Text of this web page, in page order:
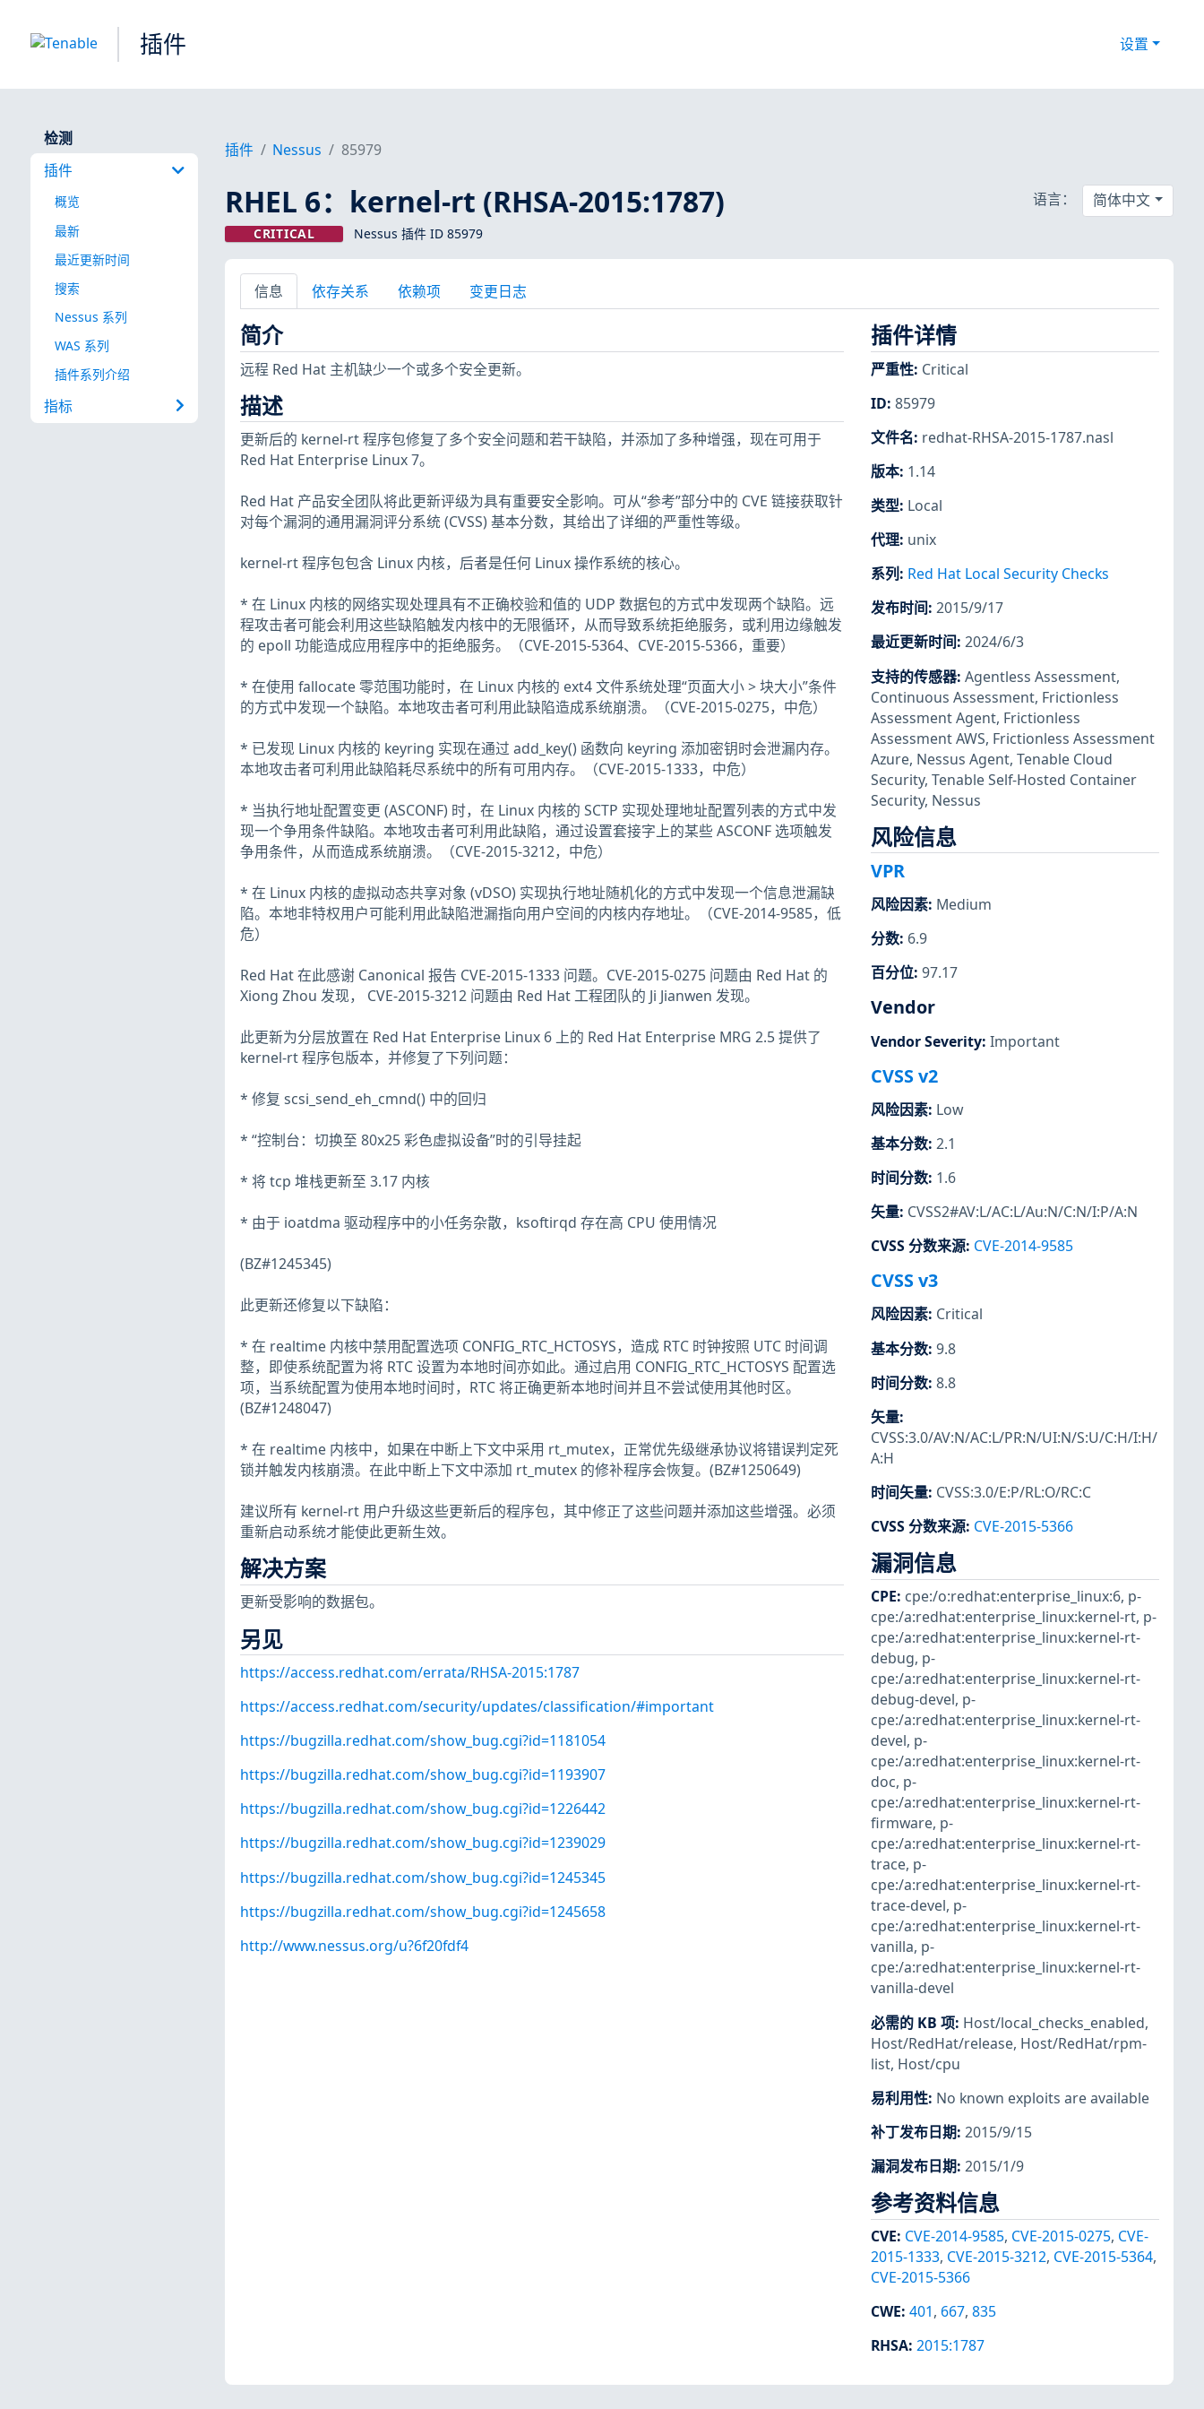
插件 设置
检测
插件
概览
最新
最近更新时间
搜索
Nessus 系列
WAS 系列
插件系列介绍
指标
插件 Nessus 85979
RHEL 6：kernel-rt (RHSA-2015:1787)
CRITICAL Nessus 插件 ID 85979
语言： 简体中文
信息 依存关系 依赖项 变更日志
简介
远程 Red Hat 主机缺少一个或多个安全更新。
描述
更新后的 kernel-rt 程序包修复了多个安全问题和若干缺陷，并添加了多种增强，现在可用于
Red Hat Enterprise Linux 7。
Red Hat 产品安全团队将此更新评级为具有重要安全影响。可从“参考”部分中的 CVE 链接获取针
对每个漏洞的通用漏洞评分系统 (CVSS) 基本分数，其给出了详细的严重性等级。
kernel-rt 程序包包含 Linux 内核，后者是任何 Linux 操作系统的核心。
* 在 Linux 内核的网络实现处理具有不正确校验和值的 UDP 数据包的方式中发现两个缺陷。远
程攻击者可能会利用这些缺陷触发内核中的无限循环，从而导致系统拒绝服务，或利用边缘触发
的 epoll 功能造成应用程序中的拒绝服务。（CVE-2015-5364、CVE-2015-5366，重要）
* 在使用 fallocate 零范围功能时，在 Linux 内核的 ext4 文件系统处理“页面大小 > 块大小”条件
的方式中发现一个缺陷。本地攻击者可利用此缺陷造成系统崩溃。（CVE-2015-0275，中危）
* 已发现 Linux 内核的 keyring 实现在通过 add_key() 函数向 keyring 添加密钥时会泄漏内存。
本地攻击者可利用此缺陷耗尽系统中的所有可用内存。（CVE-2015-1333，中危）
* 当执行地址配置变更 (ASCONF) 时，在 Linux 内核的 SCTP 实现处理地址配置列表的方式中发
现一个争用条件缺陷。本地攻击者可利用此缺陷，通过设置套接字上的某些 ASCONF 选项触发
争用条件，从而造成系统崩溃。（CVE-2015-3212，中危）
* 在 Linux 内核的虚拟动态共享对象 (vDSO) 实现执行地址随机化的方式中发现一个信息泄漏缺
陷。本地非特权用户可能利用此缺陷泄漏指向用户空间的内核内存地址。（CVE-2014-9585，低
危）
Red Hat 在此感谢 Canonical 报告 CVE-2015-1333 问题。CVE-2015-0275 问题由 Red Hat 的
Xiong Zhou 发现， CVE-2015-3212 问题由 Red Hat 工程团队的 Ji Jianwen 发现。
此更新为分层放置在 Red Hat Enterprise Linux 6 上的 Red Hat Enterprise MRG 2.5 提供了
kernel-rt 程序包版本，并修复了下列问题：
* 修复 scsi_send_eh_cmnd() 中的回归
* “控制台：切换至 80x25 彩色虚拟设备”时的引导挂起
* 将 tcp 堆栈更新至 3.17 内核
* 由于 ioatdma 驱动程序中的小任务杂散，ksoftirqd 存在高 CPU 使用情况
(BZ#1245345)
此更新还修复以下缺陷：
* 在 realtime 内核中禁用配置选项 CONFIG_RTC_HCTOSYS，造成 RTC 时钟按照 UTC 时间调
整，即使系统配置为将 RTC 设置为本地时间亦如此。通过启用 CONFIG_RTC_HCTOSYS 配置选
项，当系统配置为使用本地时间时，RTC 将正确更新本地时间并且不尝试使用其他时区。
(BZ#1248047)
* 在 realtime 内核中，如果在中断上下文中采用 rt_mutex，正常优先级继承协议将错误判定死
锁并触发内核崩溃。在此中断上下文中添加 rt_mutex 的修补程序会恢复。(BZ#1250649)
建议所有 kernel-rt 用户升级这些更新后的程序包，其中修正了这些问题并添加这些增强。必须
重新启动系统才能使此更新生效。
解决方案
更新受影响的数据包。
另见
https://access.redhat.com/errata/RHSA-2015:1787
https://access.redhat.com/security/updates/classification/#important
https://bugzilla.redhat.com/show_bug.cgi?id=1181054
https://bugzilla.redhat.com/show_bug.cgi?id=1193907
https://bugzilla.redhat.com/show_bug.cgi?id=1226442
https://bugzilla.redhat.com/show_bug.cgi?id=1239029
https://bugzilla.redhat.com/show_bug.cgi?id=1245345
https://bugzilla.redhat.com/show_bug.cgi?id=1245658
http://www.nessus.org/u?6f20fdf4
插件详情
严重性: Critical
ID: 85979
文件名: redhat-RHSA-2015-1787.nasl
版本: 1.14
类型: Local
代理: unix
系列 : Red Hat Local Security Checks
发布时间: 2015/9/17
最近更新时间: 2024/6/3
支持的传感器: Agentless Assessment,
Continuous Assessment, Frictionless
Assessment Agent, Frictionless
Assessment AWS, Frictionless Assessment
Azure, Nessus Agent, Tenable Cloud
Security, Tenable Self-Hosted Container
Security, Nessus
风险信息
VPR
风险因素: Medium
分数: 6.9
百分位: 97.17
Vendor
Vendor Severity: Important
CVSS v2
风险因素: Low
基本分数: 2.1
时间分数: 1.6
矢量: CVSS2#AV:L/AC:L/Au:N/C:N/I:P/A:N
CVSS 分数来源: CVE-2014-9585
CVSS v3
风险因素: Critical
基本分数: 9.8
时间分数: 8.8
矢量:
CVSS:3.0/AV:N/AC:L/PR:N/UI:N/S:U/C:H/I:H/
A:H
时间矢量: CVSS:3.0/E:P/RL:O/RC:C
CVSS 分数来源: CVE-2015-5366
漏洞信息
CPE: cpe:/o:redhat:enterprise_linux:6, p-
cpe:/a:redhat:enterprise_linux:kernel-rt, p-
cpe:/a:redhat:enterprise_linux:kernel-rt-
debug, p-
cpe:/a:redhat:enterprise_linux:kernel-rt-
debug-devel, p-
cpe:/a:redhat:enterprise_linux:kernel-rt-
devel, p-
cpe:/a:redhat:enterprise_linux:kernel-rt-
doc, p-
cpe:/a:redhat:enterprise_linux:kernel-rt-
firmware, p-
cpe:/a:redhat:enterprise_linux:kernel-rt-
trace, p-
cpe:/a:redhat:enterprise_linux:kernel-rt-
trace-devel, p-
cpe:/a:redhat:enterprise_linux:kernel-rt-
vanilla, p-
cpe:/a:redhat:enterprise_linux:kernel-rt-
vanilla-devel
必需的 KB 项: Host/local_checks_enabled,
Host/RedHat/release, Host/RedHat/rpm-
list, Host/cpu
易利用性: No known exploits are available
补丁发布日期: 2015/9/15
漏洞发布日期: 2015/1/9
参考资料信息
CVE: CVE-2014-9585, CVE-2015-0275, CVE-
2015-1333, CVE-2015-3212, CVE-2015-5364,
CVE-2015-5366
CWE: 401, 667, 835
RHSA: 2015:1787